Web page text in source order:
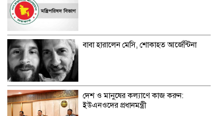
বাবা হারালেন মেসি, শোকাহত আর্জেন্টিনা
দেশ ও মানুষের কল্যাণে কাজ করুন:
ইউএনওদের প্রধানমন্ত্রী